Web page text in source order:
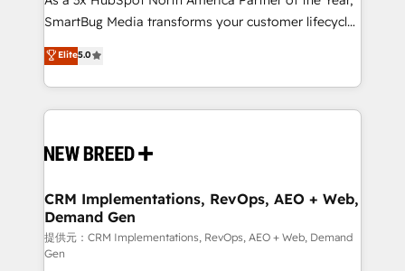
Marketo・Pardot等からの移行、カスタム設計、履歴
Perplexity等のAI検索からの流入・引用を前提にコンテ
ンツとサイト構造を最適化。 🏆 なぜ100incを選ぶの
ISO9001:2015 取得 ✓ 400社以上の導入実績 ✓
HubSpot大百科 出版 CRM・AI活用に関するご相談、現
せください。
total reporting clarity. Security & Compliance: SOC 2
security. 🏆 Why Bluleadz? GTM OS Partner | 16+
Years Experience | 1,000+ Five-Star Reviews
SmartBug Media transforms your customer lifecycle
into a revenue engine. Our unified ecosystem
includes specialized divisions Globalia (AI &
Software) and Point Success Media (Paid Media),
making this the official home for all three brands. 🔄
and system integrations powered by Globalia’s
trainers to drive platform adoption. 📈 Revenue
Generation - Full-funnel marketing and high-
performance advertising via Point Success Media. -
Expert deployment of Breeze AI and custom agents
Elite5.0
CRM Implementations, RevOps, AEO + Web,
Demand Gen
提供元：CRM Implementations, RevOps, AEO + Web, Demand
Gen